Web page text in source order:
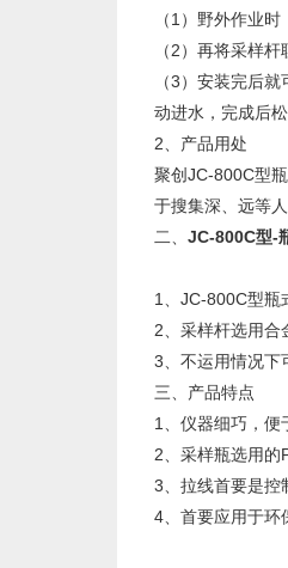
（1）野外作业
（2）再将采样
（3）安装完后
动进水，完成后
2、产品用处
聚创JC-800C型
于搜集深、远等
二、 JC-800C型-
1、JC-800C型瓶
2、采样杆选用合
3、不运用情况下
三、产品特点
1、仪器细巧，便
2、采样瓶选用的
3、拉线首要是控
4、首要应用于环